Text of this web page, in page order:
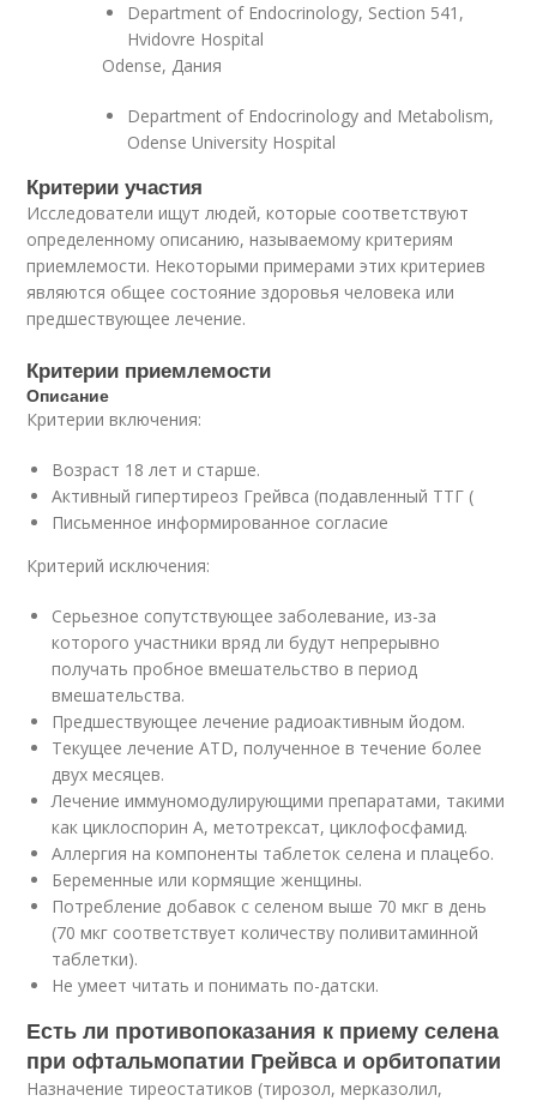
Department of Endocrinology, Section 541,
Hvidovre Hospital
Odense, Дания
Department of Endocrinology and Metabolism,
Odense University Hospital
Критерии участия
Исследователи ищут людей, которые соответствуют
определенному описанию, называемому критериям
приемлемости. Некоторыми примерами этих критериев
являются общее состояние здоровья человека или
предшествующее лечение.
Критерии приемлемости
Описание
Критерии включения:
Возраст 18 лет и старше.
Активный гипертиреоз Грейвса (подавленный ТТГ (
Письменное информированное согласие
Критерий исключения:
Серьезное сопутствующее заболевание, из-за
которого участники вряд ли будут непрерывно
получать пробное вмешательство в период
вмешательства.
Предшествующее лечение радиоактивным йодом.
Текущее лечение ATD, полученное в течение более
двух месяцев.
Лечение иммуномодулирующими препаратами, такими
как циклоспорин А, метотрексат, циклофосфамид.
Аллергия на компоненты таблеток селена и плацебо.
Беременные или кормящие женщины.
Потребление добавок с селеном выше 70 мкг в день
(70 мкг соответствует количеству поливитаминной
таблетки).
Не умеет читать и понимать по-датски.
Есть ли противопоказания к приему селена
при офтальмопатии Грейвса и орбитопатии
Назначение тиреостатиков (тирозол, мерказолил,